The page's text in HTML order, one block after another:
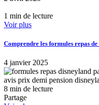
1 min de lecture
Voir plus
Comprendre les formules repas
4 janvier 2025
8 min de lecture
Partage